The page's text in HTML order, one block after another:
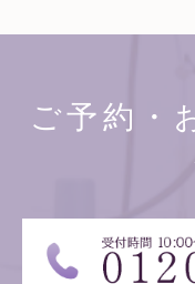
ご予約・